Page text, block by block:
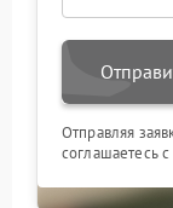
Отправляя
соглашаетесь с